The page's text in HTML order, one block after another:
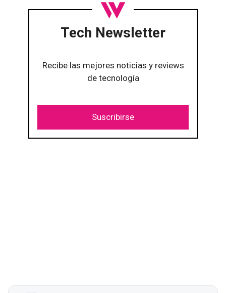
Tech Newsletter
Recibe las mejores noticias y reviews
de tecnología
Suscribirse